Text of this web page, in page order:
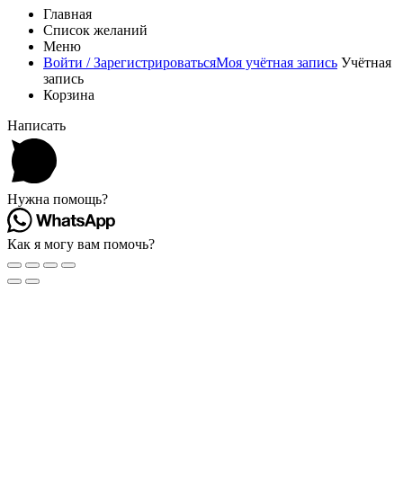
Главная
Список желаний
Меню
Войти / ЗарегистрироватьсяМоя учётная запись Учётная
запись
Корзина
Написать
Нужна помощь?
Как я могу вам помочь?